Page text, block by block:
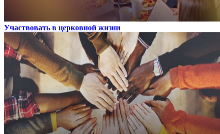
Участвовать в церковной жизни